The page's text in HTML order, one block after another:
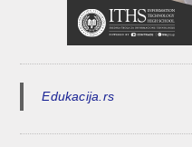
Edukacija.rs